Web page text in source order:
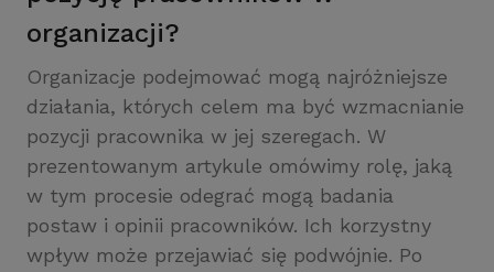
organizacji?
Organizacje podejmować mogą najróżniejsze
działania, których celem ma być wzmacnianie
pozycji pracownika w jej szeregach. W
prezentowanym artykule omówimy rolę, jaką
w tym procesie odegrać mogą badania
postaw i opinii pracowników. Ich korzystny
wpływ może przejawiać się podwójnie. Po